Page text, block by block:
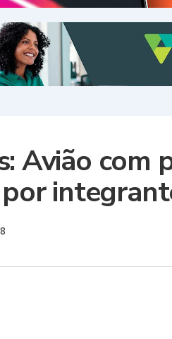
Avião com